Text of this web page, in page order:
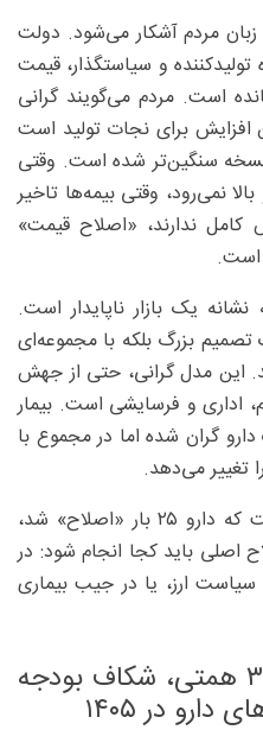
مردم آشکار می‌شود. دولت
و سیاستگذار، قیمت
است. مردم می‌گویند گرانی
افزایش برای نجات تولید است
نسخه سنگین‌تر شده است. وقتی
نمی‌رود، وقتی بیمه‌ها تاخیر
کامل ندارند، «اصلاح قیمت»
است.
نشانه یک بازار ناپایدار است.
تصمیم بزرگ بلکه با مجموعه‌ای
این مدل گرانی، حتی از جهش
اداری و فرسایشی است. بیمار
گران شده اما در مجموع با
تغییر می‌دهد.
سال ۱۴۰۴ را می‌توان سالی دانست که دارو ۲۵ بار «اصلاح» شد،
باید کجا انجام شود: در
سیاست ارز، یا در جیب بیماری
۸۰ همت برای دردی ۳۰۰ همتی، شکاف بودجه
در ۱۴۰۵